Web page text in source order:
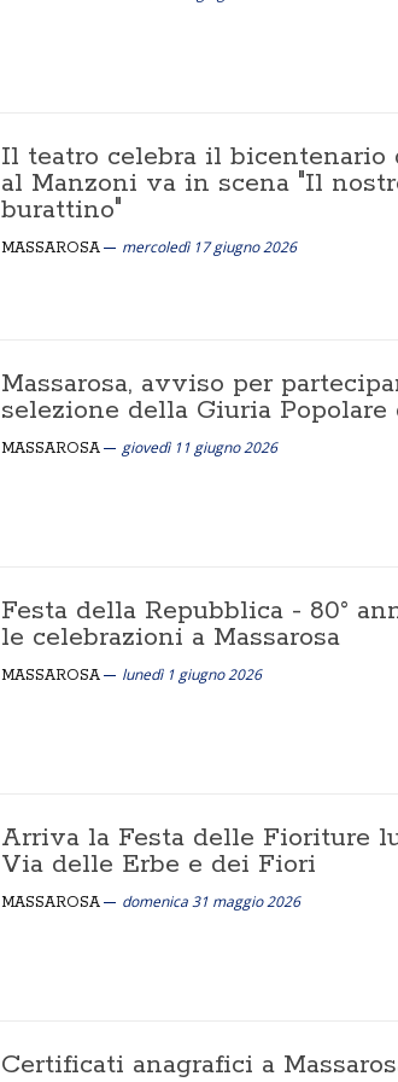
Il teatro celebra il bicentenario
al Manzoni va in scena "Il
burattino"
MASSAROSA mercoledì 17 giugno 2026
Massarosa, avviso per
selezione della Giuria Popolare
MASSAROSA giovedì 11 giugno 2026
Festa della Repubblica - 80°
le celebrazioni a Massarosa
MASSAROSA lunedì 1 giugno 2026
Arriva la Festa delle Fioriture
Via delle Erbe e dei Fiori
MASSAROSA domenica 31 maggio 2026
Certificati anagrafici a